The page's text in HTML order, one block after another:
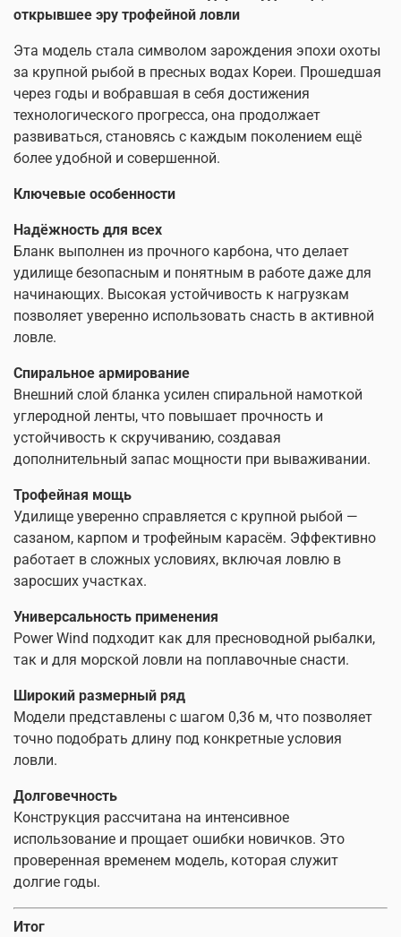
открывшее эру трофейной ловли
Эта модель стала символом зарождения эпохи охоты
за крупной рыбой в пресных водах Кореи. Прошедшая
через годы и вобравшая в себя достижения
технологического прогресса, она продолжает
развиваться, становясь с каждым поколением ещё
более удобной и совершенной.
Ключевые особенности
Надёжность для всех
Бланк выполнен из прочного карбона, что делает
удилище безопасным и понятным в работе даже для
начинающих. Высокая устойчивость к нагрузкам
позволяет уверенно использовать снасть в активной
ловле.
Спиральное армирование
Внешний слой бланка усилен спиральной намоткой
углеродной ленты, что повышает прочность и
устойчивость к скручиванию, создавая
дополнительный запас мощности при вываживании.
Трофейная мощь
Удилище уверенно справляется с крупной рыбой —
сазаном, карпом и трофейным карасём. Эффективно
работает в сложных условиях, включая ловлю в
заросших участках.
Универсальность применения
Power Wind подходит как для пресноводной рыбалки,
так и для морской ловли на поплавочные снасти.
Широкий размерный ряд
Модели представлены с шагом 0,36 м, что позволяет
точно подобрать длину под конкретные условия
ловли.
Долговечность
Конструкция рассчитана на интенсивное
использование и прощает ошибки новичков. Это
проверенная временем модель, которая служит
долгие годы.
Итог